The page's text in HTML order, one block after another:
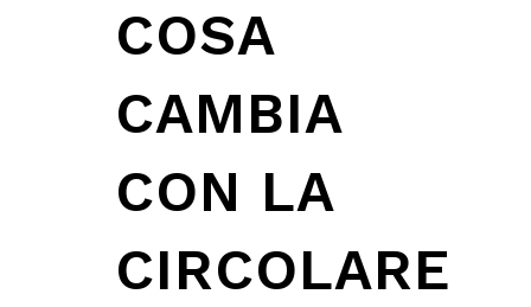
COSA
CAMBIA
CON LA
CIRCOLARE